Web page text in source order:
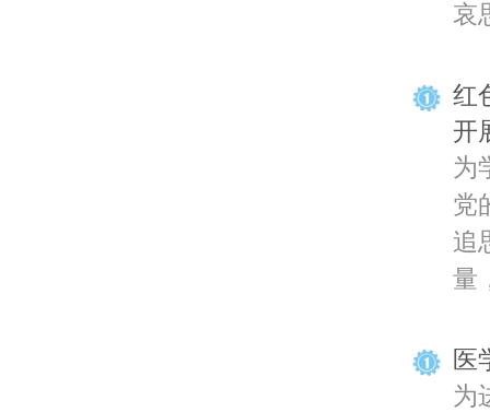
哀
红
开
为
党
追
量
医
为